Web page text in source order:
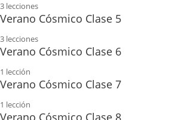
Presentación Clase 3
Clase 4 30/01
Presentación Clase 4
3 lecciones
Verano Cósmico Clase 5
Clase 5 13/02
LIBRO AstroHologia vanesa maiorana y
3 lecciones
Verano Cósmico Clase 6
Clase 6 21/02
1 lección
Verano Cósmico Clase 7
Clase 7 27/02
1 lección
Verano Cósmico Clase 8